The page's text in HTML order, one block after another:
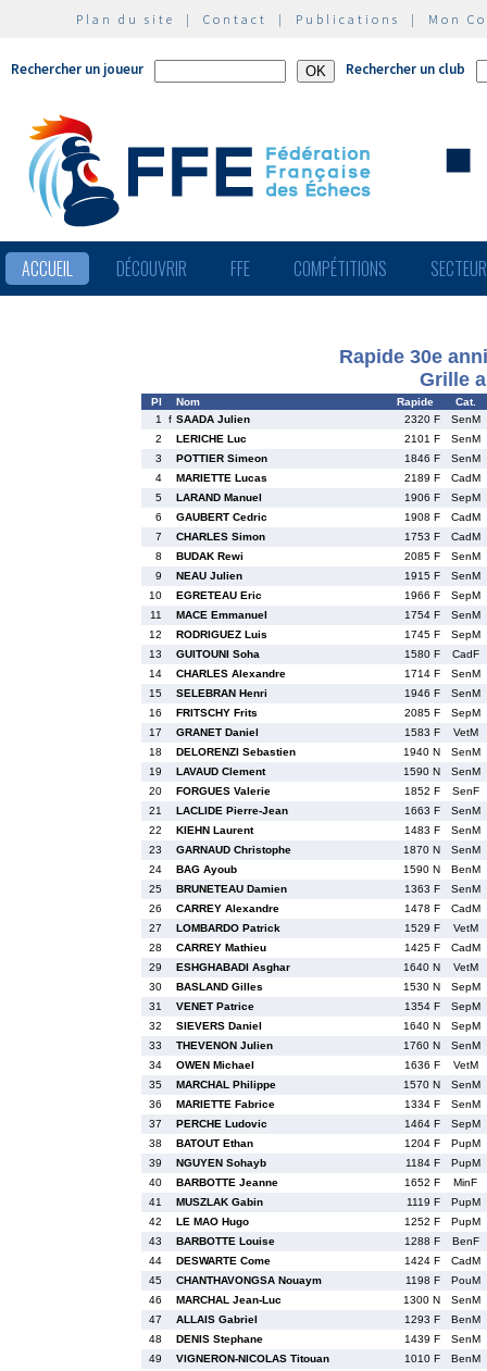
Plan du site | Contact | Publications | Mon
Rechercher un joueur Rechercher un club
ACCUEIL DÉCOUVRIR FFE COMPÉTITIONS
Rapide 30e
Grille
Pl Nom Rapide
Cat.
1
f SAADA Julien 2320 F
SenM
2
LERICHE Luc 2101 F
SenM
3
POTTIER Simeon 1846 F
SenM
4
MARIETTE Lucas 2189 F
CadM
5
LARAND Manuel 1906 F
SepM
6
GAUBERT Cedric 1908 F
CadM
7
CHARLES Simon 1753 F
CadM
8
BUDAK Rewi 2085 F
SenM
9
NEAU Julien 1915 F
SenM
10
EGRETEAU Eric 1966 F
SepM
11
MACE Emmanuel 1754 F
SenM
12
RODRIGUEZ Luis 1745 F
SepM
13
GUITOUNI Soha 1580 F
CadF
14
CHARLES Alexandre 1714 F
SenM
15
SELEBRAN Henri 1946 F
SenM
16
FRITSCHY Frits 2085 F
SepM
17
GRANET Daniel 1583 F
VetM
18
DELORENZI Sebastien 1940 N
SenM
19
LAVAUD Clement 1590 N
SenM
20
FORGUES Valerie 1852 F
SenF
21
LACLIDE Pierre-Jean 1663 F
SenM
22
KIEHN Laurent 1483 F
SenM
23
GARNAUD Christophe 1870 N
SenM
24
BAG Ayoub 1590 N
BenM
25
BRUNETEAU Damien 1363 F
SenM
26
CARREY Alexandre 1478 F
CadM
27
LOMBARDO Patrick 1529 F
VetM
28
CARREY Mathieu 1425 F
CadM
29
ESHGHABADI Asghar 1640 N
VetM
30
BASLAND Gilles 1530 N
SepM
31
VENET Patrice 1354 F
SepM
32
SIEVERS Daniel 1640 N
SepM
33
THEVENON Julien 1760 N
SenM
34
OWEN Michael 1636 F
VetM
35
MARCHAL Philippe 1570 N
SenM
36
MARIETTE Fabrice 1334 F
SenM
37
PERCHE Ludovic 1464 F
SepM
38
BATOUT Ethan 1204 F
PupM
39
NGUYEN Sohayb 1184 F
PupM
40
BARBOTTE Jeanne 1652 F
MinF
41
MUSZLAK Gabin 1119 F
PupM
42
LE MAO Hugo 1252 F
PupM
43
BARBOTTE Louise 1288 F
BenF
44
DESWARTE Come 1424 F
CadM
45
CHANTHAVONGSA Nouaym 1198 F
PouM
46
MARCHAL Jean-Luc 1300 N
SenM
47
ALLAIS Gabriel 1293 F
BenM
48
DENIS Stephane 1439 F
SenM
49
VIGNERON-NICOLAS Titouan 1010 F
BenM